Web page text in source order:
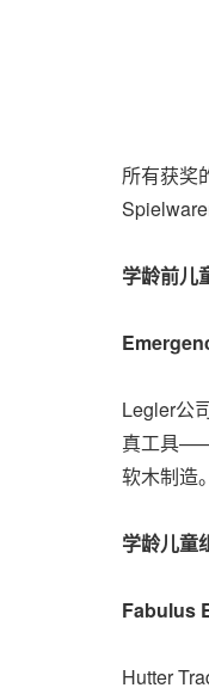
所有获奖
学龄前儿
Legler公
真工具——
软木制造
学龄儿童
Fabulus
Hutter